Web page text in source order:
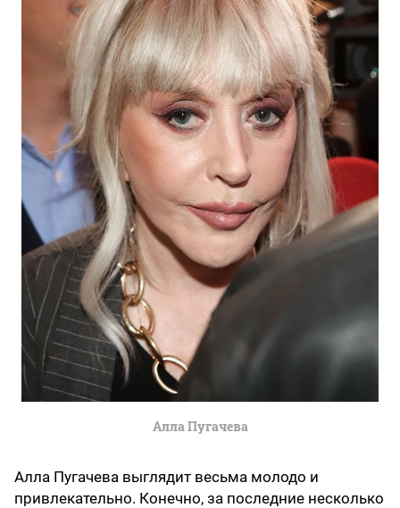
Алла Пугачева
Алла Пугачева выглядит весьма молодо и
привлекательно. Конечно, за последние несколько